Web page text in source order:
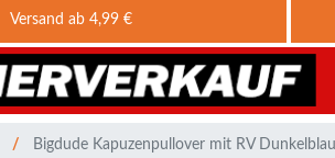
Versand ab 4,99 €
Bigdude Kapuzenpullover mit RV Dunkelblau